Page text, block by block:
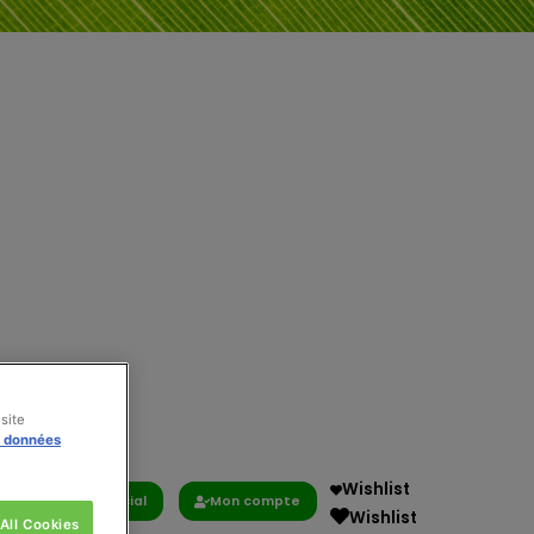
Commercial Mon compte
Wishlist
Wishlist
Cookies